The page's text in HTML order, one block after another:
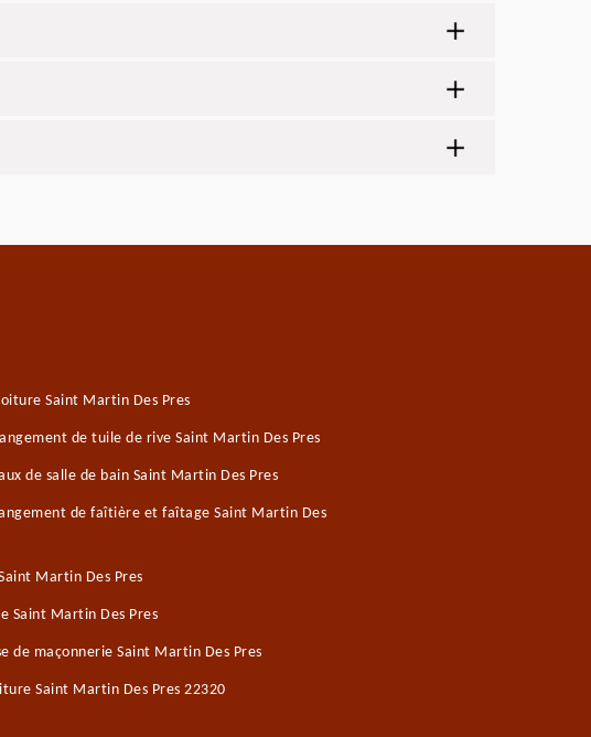
Saint Martin Des Pres
de tuile de rive Saint Martin Des Pres
de salle de bain Saint Martin Des Pres
de faîtière et faîtage Saint Martin Des
Martin Des Pres
Saint Martin Des Pres
de maçonnerie Saint Martin Des Pres
Saint Martin Des Pres 22320